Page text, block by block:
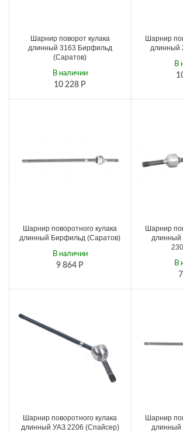
Шарнир поворот кулака
длинный 3163 Бирфильд
(Саратов)
10 228 Р
В наличии
Шарнир
длинный
В
Шарнир поворотного кулака
длинный Бирфильд (Саратов)
9 864 Р
В наличии
Шарнир
длинный
В
Шарнир поворотного кулака
длинный УАЗ 2206 (Спайсер)
Шарнир
длинный